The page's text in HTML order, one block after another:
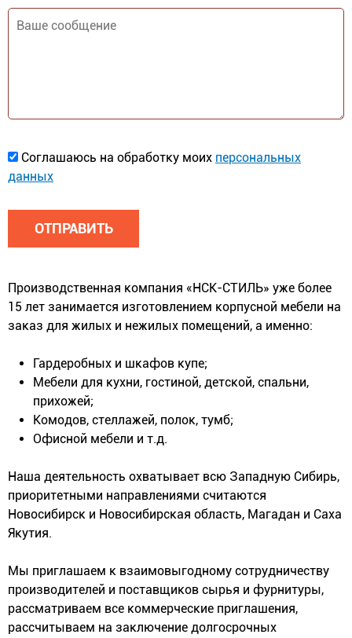
*Ваше
Соглашаюсь
на
моих
персональных
данных
Соглашаюсь на обработку моих персональных
данных
Производственная компания «НСК-СТИЛЬ» уже более
15 лет занимается изготовлением корпусной мебели на
заказ для жилых и нежилых помещений, а именно:
Гардеробных и шкафов купе;
Мебели для кухни, гостиной, детской, спальни,
прихожей;
Комодов, стеллажей, полок, тумб;
Офисной мебели и т.д.
Наша деятельность охватывает всю Западную Сибирь,
приоритетными направлениями считаются
Новосибирск и Новосибирская область, Магадан и Саха
Якутия.
Мы приглашаем к взаимовыгодному сотрудничеству
производителей и поставщиков сырья и фурнитуры,
рассматриваем все коммерческие приглашения,
рассчитываем на заключение долгосрочных